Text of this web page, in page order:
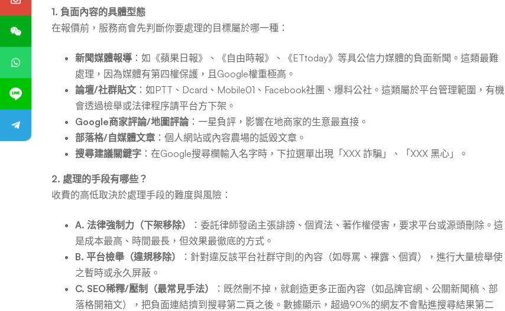
價
比
較
1. 負面內容的具體型態
在報價前，服務商會先判斷你要處理的目標屬於哪一種：
新聞媒體報導 ：如《蘋果日報》、《自由時報》、《ETtoday》等具公信力媒體的負面新聞。這類最難
處理，因為媒體有第四權保護，且Google權重極高。
論壇/社群貼文 ：如PTT、Dcard、Mobile01、Facebook社團、爆料公社。這類屬於平台管理範圍，有機
會透過檢舉或法律程序請平台方下架。
Google商家評論/地圖評論 ：一星負評，影響在地商家的生意最直接。
部落格/自媒體文章 ：個人網站或內容農場的詆毀文章。
搜尋建議關鍵字 ：在Google搜尋欄輸入名字時，下拉選單出現「XXX 詐騙」、「XXX 黑心」。
2. 處理的手段有哪些？
收費的高低取決於處理手段的難度與風險：
A. 法律強制力（下架移除）
：委託律師發函主張誹謗、個資法、著作權侵害，要求平台或源頭刪除。這
是成本最高、時間最長，但效果最徹底的方式。
B. 平台檢舉（違規移除）
：針對違反該平台社群守則的內容（如辱罵、裸露、個資），進行大量檢舉使
之暫時或永久屏蔽。
C. SEO稀釋/壓制（最常見手法）
：既然刪不掉，就創造更多正面內容（如品牌官網、公關新聞稿、部
落格開箱文），把負面連結擠到搜尋第二頁之後。數據顯示，超過90%的網友不會點進搜尋結果第二